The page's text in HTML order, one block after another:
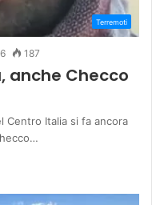
Terremoti
187
anche Checco
Italia si fa ancora